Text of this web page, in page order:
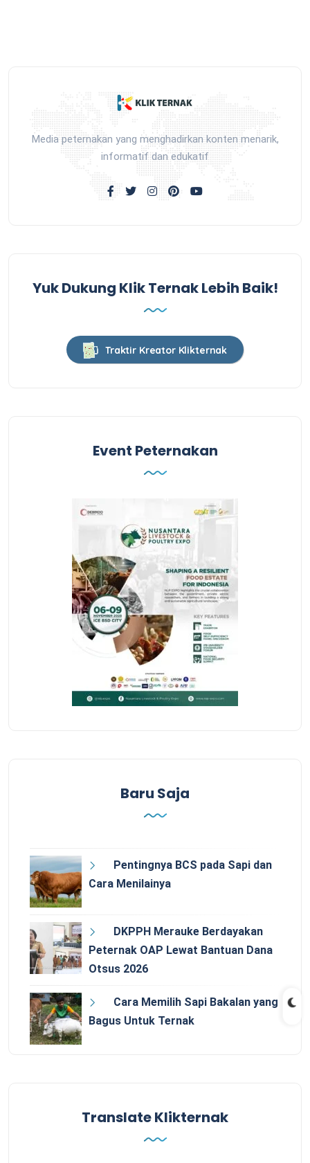
Media peternakan yang menghadirkan konten menarik,
informatif dan edukatif
Yuk Dukung Klik Ternak Lebih Baik!
Traktir Kreator Klikternak
Event Peternakan
Baru Saja
Pentingnya BCS pada Sapi dan
Cara Menilainya
DKPPH Merauke Berdayakan
Peternak OAP Lewat Bantuan Dana
Otsus 2026
Cara Memilih Sapi Bakalan yang
Bagus Untuk Ternak
Translate Klikternak